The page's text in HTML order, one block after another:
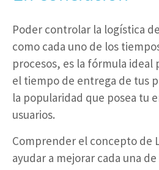
Poder controlar la logística
como cada uno de los
procesos, es la fórmula
el tiempo de entrega de tus
la popularidad que posea tu
usuarios.
Comprender el concepto de
ayudar a mejorar cada una